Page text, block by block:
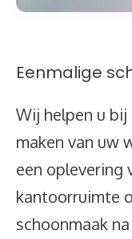
Eenmalige
Wij helpen u
maken van uw
een oplevering
kantoorruimte
schoonmaak